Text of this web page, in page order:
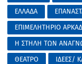
ΕΛΛΑΔΑ
ΕΠΙΜΕΛΗΤΗΡΙΟ
Η ΣΤΗΛΗ ΤΩΝ
ΘΕΑΤΡΟ
ΙΔΕΕΣ/